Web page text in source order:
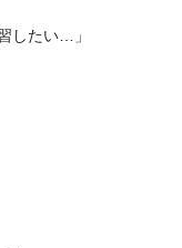
したい…」